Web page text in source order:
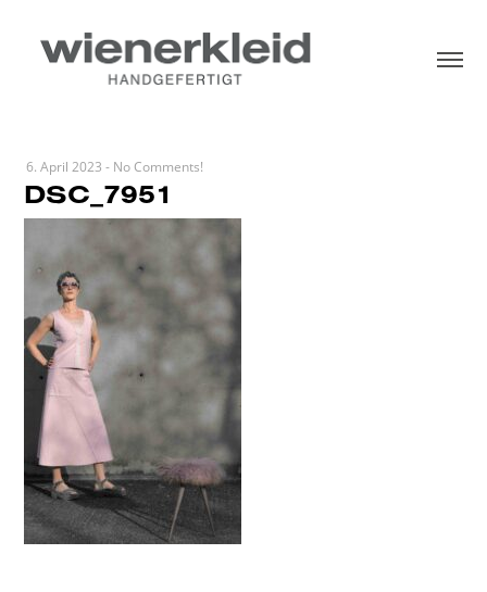
6. April 2023 - No Comments!
DSC_7951